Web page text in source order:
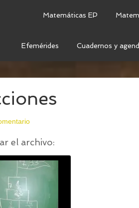
Matemáticas EP
Efemérides Cuadernos y
SUMA DE FRACCIONES,
el archivo: